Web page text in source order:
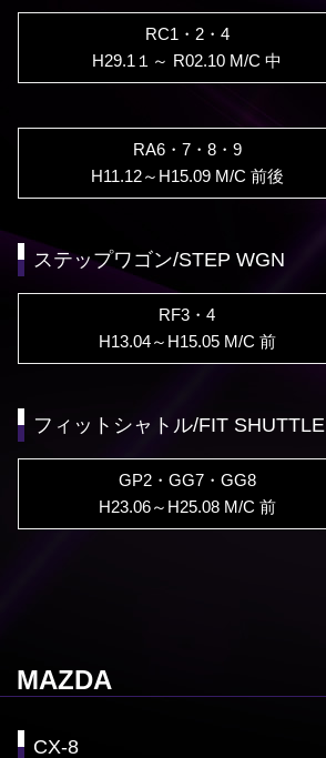
RC1・2・4
H29.1１～ R02.10 M/C 中
RA6・7・8・9
H11.12～H15.09 M/C 前後
ステップワゴン/STEP WGN
RF3・4
H13.04～H15.05 M/C 前
フィットシャトル/FIT SHUTTLE
GP2・GG7・GG8
H23.06～H25.08 M/C 前
MAZDA
CX-8